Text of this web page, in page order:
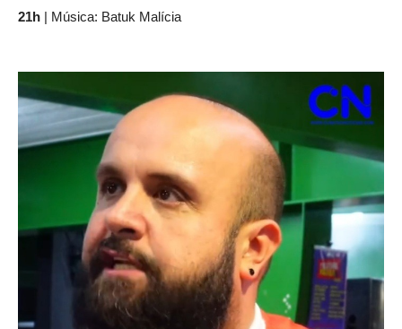
21h | Música: Batuk Malícia